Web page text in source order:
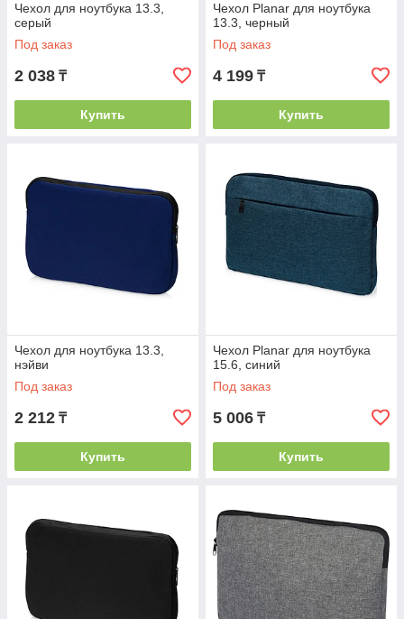
Чехол для ноутбука 13.3,
серый
Под заказ
2 038 ₸
Купить
Чехол Planar для ноутбука
13.3, черный
Под заказ
4 199 ₸
Купить
Чехол для ноутбука 13.3,
нэйви
Под заказ
2 212 ₸
Купить
Чехол Planar для ноутбука
15.6, синий
Под заказ
5 006 ₸
Купить